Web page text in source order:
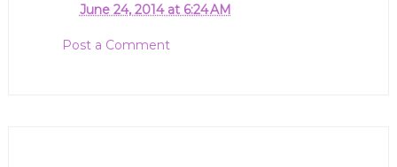
June 24, 2014 at 6:24 AM
Post a Comment